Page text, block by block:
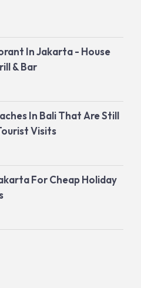
In Jakarta - House
& Bar
In Bali That Are Still
Visits
For Cheap Holiday